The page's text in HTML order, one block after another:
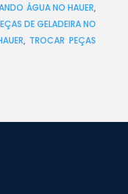
ÁGUA NO HAUER,
DE GELADEIRA NO
, TROCAR PEÇAS